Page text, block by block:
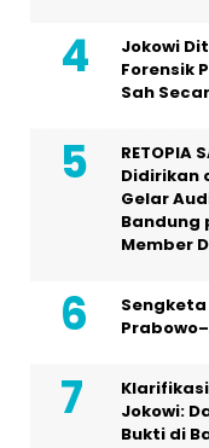
Jokowi
Forensik
Sah
RETOPIA
Didirikan
Gelar
Bandung
Member
Jokowi:
Bukti di